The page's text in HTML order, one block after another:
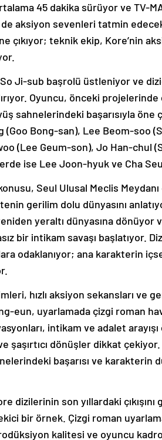
45 dakika sürüyor ve TV-MA
aksiyon sevenleri tatmin
çıkıyor; teknik ekip, Kore’nin
So Ji-sub başrolü üstleniyor ve
Oyuncu, önceki
sahnelerindeki başarısıyla öne
(Goo Bong-san), Lee Beom-soo
(Lee Geum-son), Jo Han-chul
ise Lee Joon-hyuk ve Cha
Seul Ulusal Meclis
gerilim dolu dünyasını
yeraltı dünyasına dönüyor
bir intikam savaşı başlatıyor.
odaklanıyor; ana karakterin
hızlı aksiyon sekansları ve
eun, uyarlamada çizgi roman
intikam ve adalet
şaşırtıcı dönüşler dikkat
başarısı ve karakterin
dizilerinin son yıllardaki
bir örnek. Çizgi roman
kalitesi ve oyuncu